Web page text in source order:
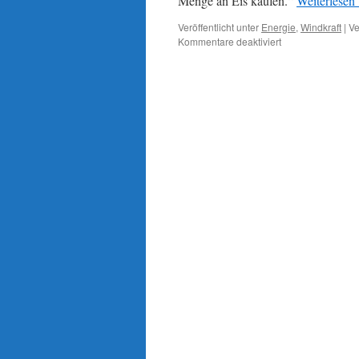
Veröffentlicht unter Energie, Windkraft |
Kommentare deaktiviertfür